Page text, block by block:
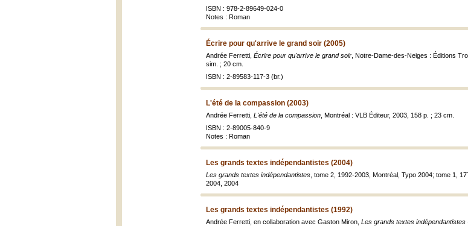
ISBN : 978-2-89649-024-0
Notes : Roman
Écrire pour qu'arrive le grand soir (2005)
Andrée Ferretti, Écrire pour qu'arrive le grand soir , Notre-Dame-des-Neiges : Éditions
sim. ; 20 cm.
ISBN : 2-89583-117-3 (br.)
L'été de la compassion (2003)
Andrée Ferretti, L'été de la compassion , Montréal : VLB Éditeur, 2003, 158 p. ; 23 cm.
ISBN : 2-89005-840-9
Notes : Roman
Les grands textes indépendantistes (2004)
Les grands textes indépendantistes , tome 2, 1992-2003, Montréal, Typo 2004; tome 1,
2004, 2004
Les grands textes indépendantistes (1992)
Andrée Ferretti, en collaboration avec Gaston Miron, Les grands textes